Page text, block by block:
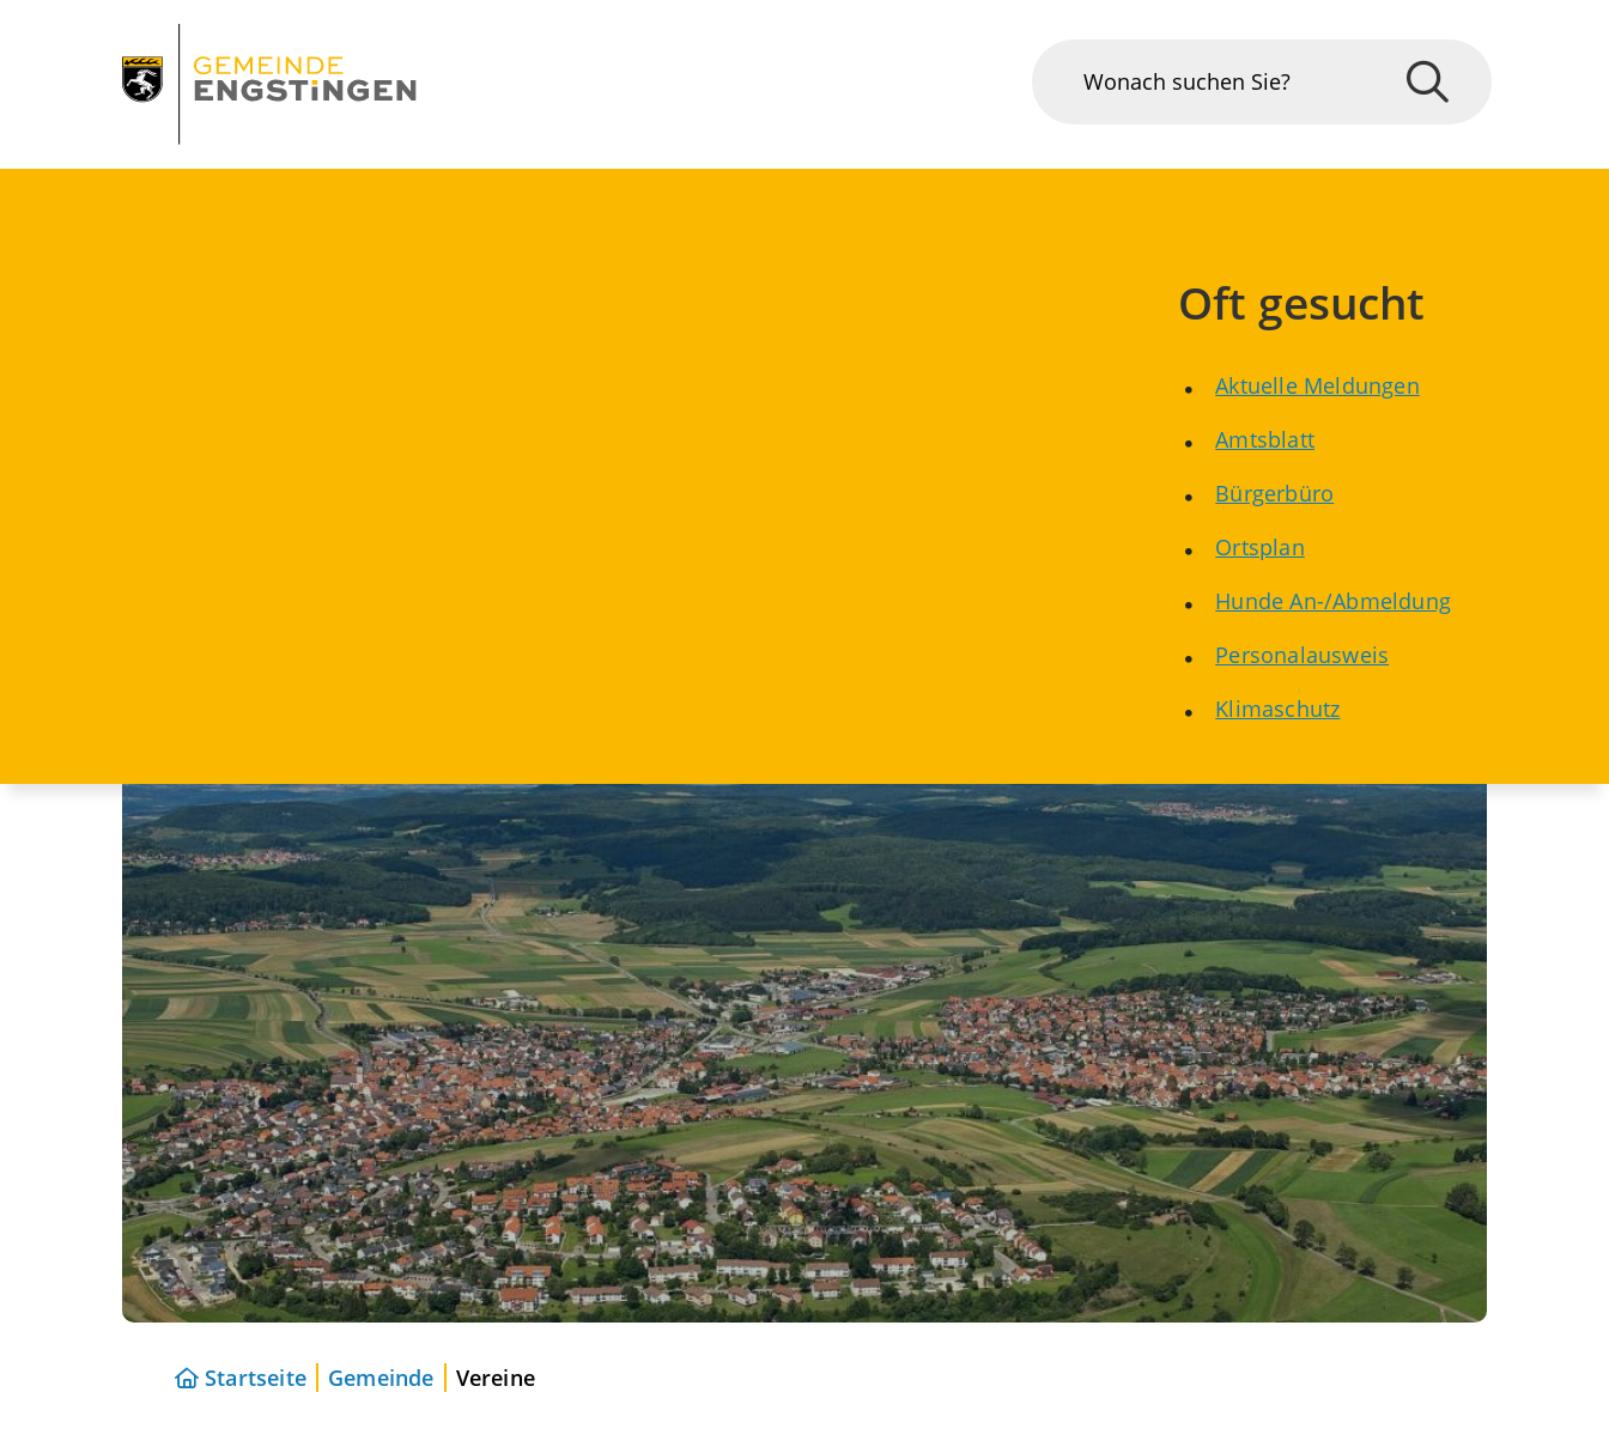
Oft gesucht
Aktuelle Meldungen
Amtsblatt
Bürgerbüro
Ortsplan
Hunde An-/Abmeldung
Personalausweis
Klimaschutz
Startseite Gemeinde Vereine